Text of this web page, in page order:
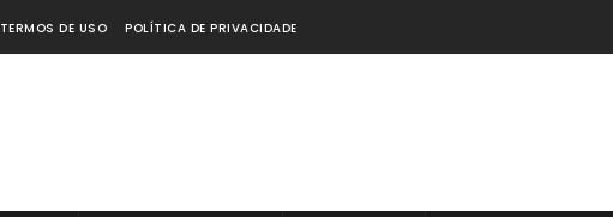
TERMOS DE USO POLÍTICA DE PRIVACIDADE